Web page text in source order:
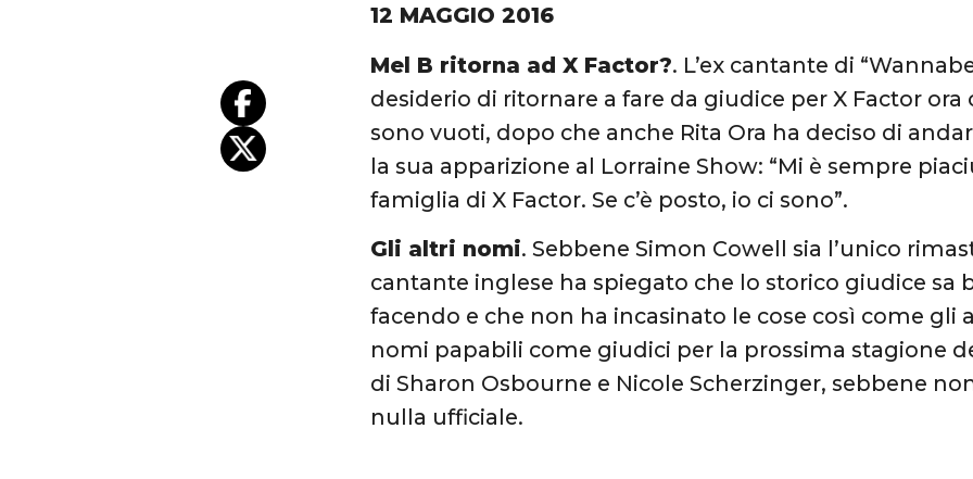
12 MAGGIO 2016
Mel B ritorna ad X Factor?. L’ex cantante di
desiderio di ritornare a fare da giudice per X Factor
sono vuoti, dopo che anche Rita Ora ha deciso di
la sua apparizione al Lorraine Show: “Mi è sempre
famiglia di X Factor. Se c’è posto, io ci sono”.
Gli altri nomi. Sebbene Simon Cowell sia l’unico
cantante inglese ha spiegato che lo storico giudice sa
facendo e che non ha incasinato le cose così come gli
nomi papabili come giudici per la prossima stagione
di Sharon Osbourne e Nicole Scherzinger, sebbene
nulla ufficiale.